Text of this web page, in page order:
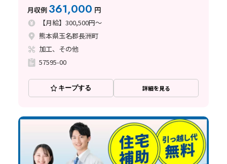
月収例 361,000 円
【月給】300,500円～
熊本県玉名郡長洲町
加工、その他
57595-00
キープする 詳細を見る